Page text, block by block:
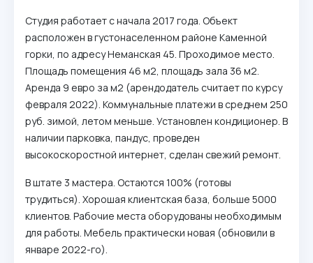
Студия работает с начала 2017 года. Объект
расположен в густонаселенном районе Каменной
горки, по адресу Неманская 45. Проходимое место.
Площадь помещения 46 м2, площадь зала 36 м2.
Аренда 9 евро за м2 (арендодатель считает по курсу
февраля 2022). Коммунальные платежи в среднем 250
руб. зимой, летом меньше. Установлен кондиционер. В
наличии парковка, пандус, проведен
высокоскоростной интернет, сделан свежий ремонт.
В штате 3 мастера. Остаются 100% (готовы
трудиться). Хорошая клиентская база, больше 5000
клиентов. Рабочие места оборудованы необходимым
для работы. Мебель практически новая (обновили в
январе 2022-го).